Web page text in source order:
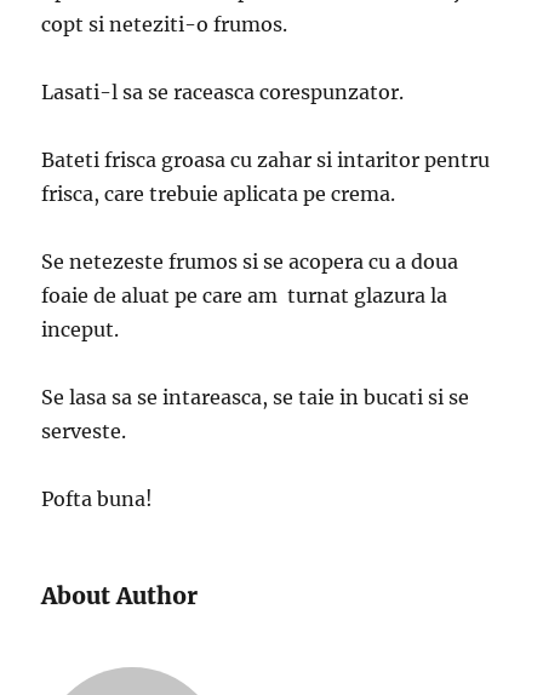
copt si neteziti-o frumos.
Lasati-l sa se raceasca corespunzator.
Bateti frisca groasa cu zahar si intaritor pentru
frisca, care trebuie aplicata pe crema.
Se netezeste frumos si se acopera cu a doua
foaie de aluat pe care am turnat glazura la
inceput.
Se lasa sa se intareasca, se taie in bucati si se
serveste.
Pofta buna!
About Author